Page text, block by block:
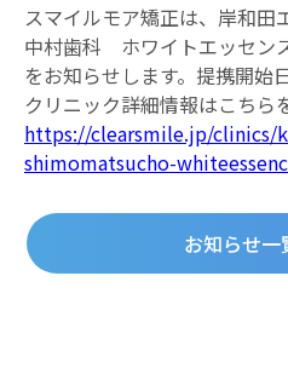
スマイルモア矯正は、岸和田
中村歯科 ホワイトエッセン
をお知らせします。提携開始
クリニック詳細情報はこちら
https://clearsmile.jp/clinics/
shimomatsucho-
お知らせ一